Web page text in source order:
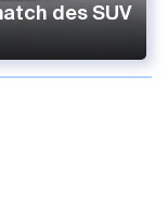
des SUV